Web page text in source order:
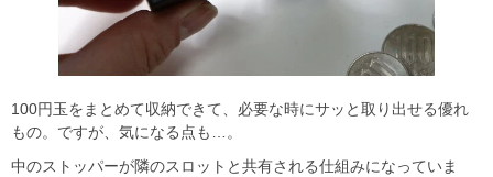
100円玉をまとめて収納できて、必要な時にサッと取り出せる優れ
もの。ですが、気になる点も…。
中のストッパーが隣のスロットと共有される仕組みになっていま